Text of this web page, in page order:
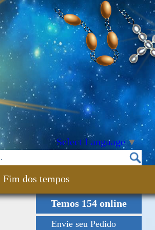
Select Language▼
Fim dos tempos
Temos 154 online
Envie seu Pedido